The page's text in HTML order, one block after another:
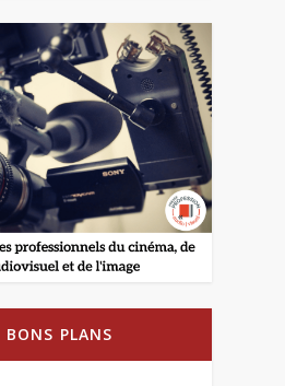
BONS PLANS